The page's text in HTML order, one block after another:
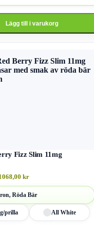
Lägg till i varukorg
Fizz Slim 11mg
kr
Röda Bär
prilla All White